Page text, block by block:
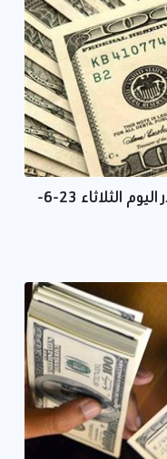
الأخضر بكام النهاردة؟.. سعر الدولار اليوم الثلاثاء 23-6-